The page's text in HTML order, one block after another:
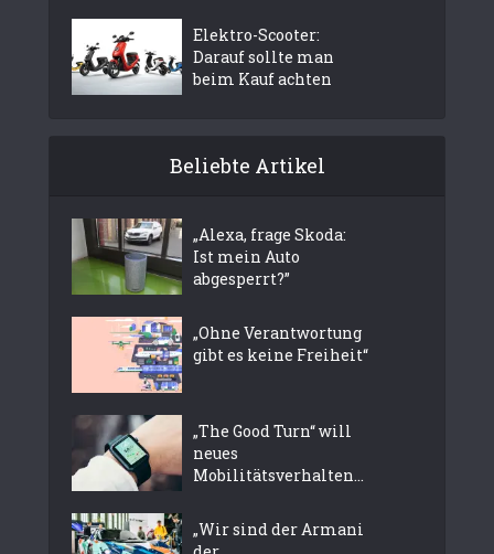
Elektro-Scooter:
Darauf sollte man
beim Kauf achten
Beliebte Artikel
„Alexa, frage Skoda:
Ist mein Auto
abgesperrt?”
„Ohne Verantwortung
gibt es keine Freiheit“
„The Good Turn“ will
neues
Mobilitätsverhalten...
„Wir sind der Armani